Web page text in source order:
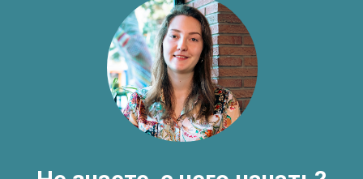
Юридическая информация
Политика конфиденциальности